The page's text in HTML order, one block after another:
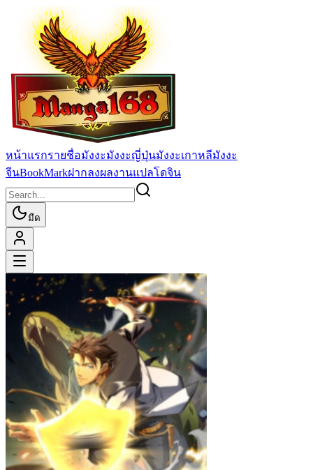
หน้าแรกรายชื่อมังงะมังงะญี่ปุ่นมังงะเกาหลีมังงะ
จีนBookMarkฝากลงผลงานแปลโดจิน
มืด